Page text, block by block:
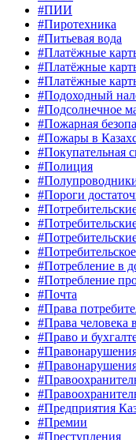
#ПИИ
#Пиротехника
#Питьевая вода
#Платёжные
#Платёжные
#Платёжные
#Подоходный
#Подсолнечное
#Пожарная
#Пожары в
#Покупательная
#Полиция
#Пороги
#Потребление в
#Потребление
#Почта
#Права
#Права человека
#Право и
#Предприятия
#Премии
#Преступления